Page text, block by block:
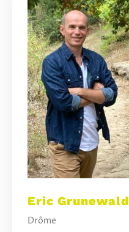
Eric Grunewald
Drôme